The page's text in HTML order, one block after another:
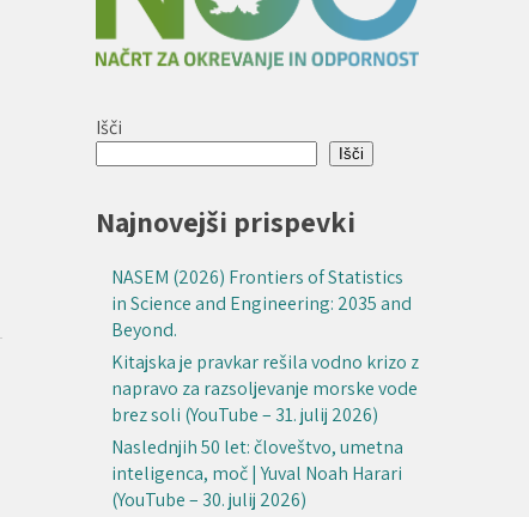
Išči
Išči
Najnovejši prispevki
NASEM (2026) Frontiers of Statistics
in Science and Engineering: 2035 and
Beyond.
Kitajska je pravkar rešila vodno krizo z
napravo za razsoljevanje morske vode
brez soli (YouTube – 31. julij 2026)
Naslednjih 50 let: človeštvo, umetna
inteligenca, moč | Yuval Noah Harari
(YouTube – 30. julij 2026)